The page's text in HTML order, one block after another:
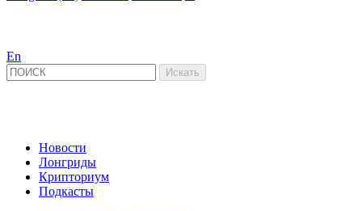
En
Новости
Лонгриды
Крипториум
Подкасты